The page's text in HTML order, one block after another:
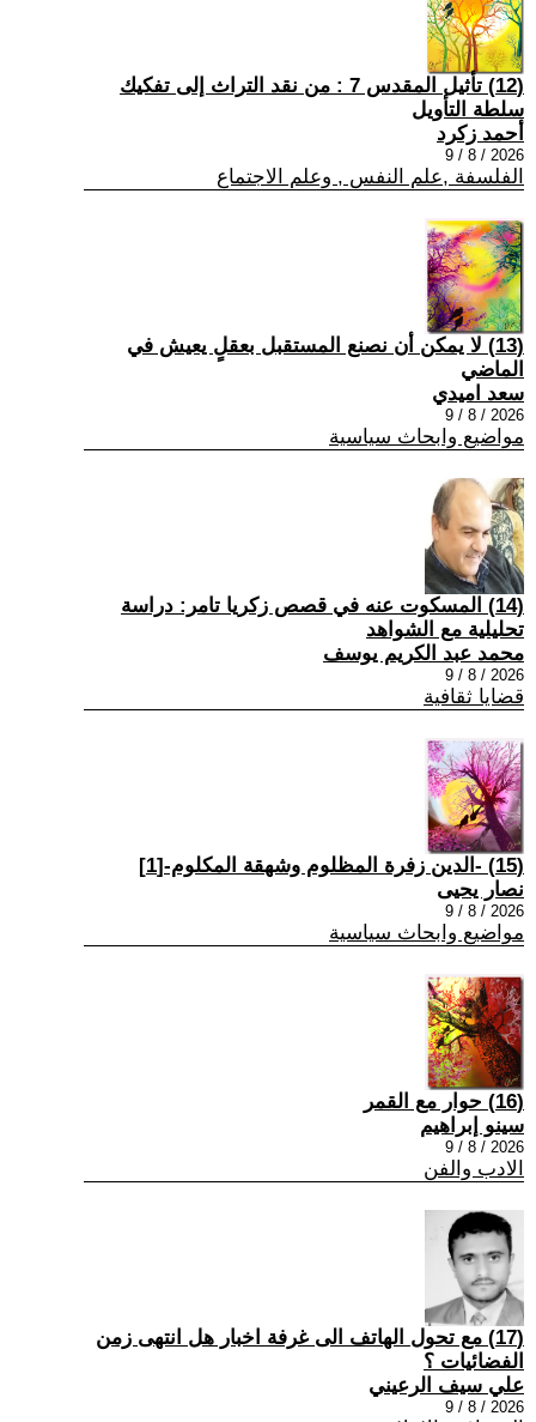
(12) تأثيل المقدس 7 : من نقد التراث إلى تفكيك
سلطة التأويل
أحمد زكرد
2026 / 8 / 9
الفلسفة ,علم النفس , وعلم الاجتماع
(13) لا يمكن أن نصنع المستقبل بعقلٍ يعيش في
الماضي
سعد اميدي
2026 / 8 / 9
مواضيع وابحاث سياسية
(14) المسكوت عنه في قصص زكريا تامر: دراسة
تحليلية مع الشواهد
محمد عبد الكريم يوسف
2026 / 8 / 9
قضايا ثقافية
(15) -الدين زفرة المظلوم وشهقة المكلوم-[1]
نصار يحيى
2026 / 8 / 9
مواضيع وابحاث سياسية
(16) حوار مع القمر
سينو إبراهيم
2026 / 8 / 9
الادب والفن
(17) مع تحول الهاتف الى غرفة اخبار هل انتهى زمن
الفضائيات ؟
علي سيف الرعيني
2026 / 8 / 9